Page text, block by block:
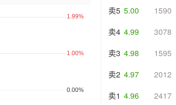
卖5 5.00
1590
卖4 4.99
3078
卖3 4.98
1595
卖2 4.97
2012
卖1 4.96 2417